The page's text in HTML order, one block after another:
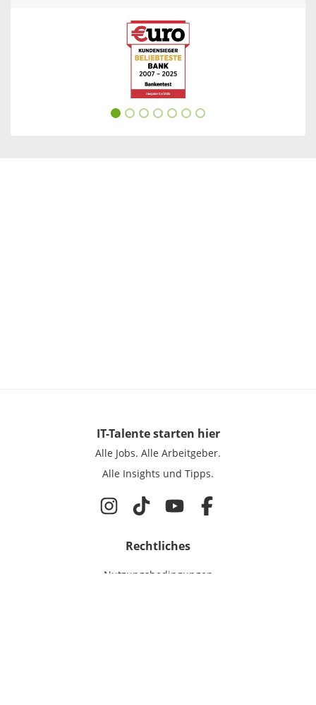
IT-Talentestarten hier
Alle Jobs. Alle Arbeitgeber.
Alle Insights und Tipps.
Rechtliches
Nutzungsbedingungen